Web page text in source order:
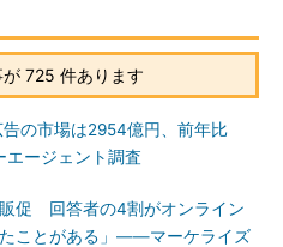
725 件あります
の市場は2954億円、前年比
ージェント調査
促 回答者の4割がオンライン
ことがある」――マーケライズ